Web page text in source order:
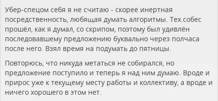
Убер-спецом себя я не считаю - скорее инертная
посредственность, любящая думать алгоритмы. Тех.собес
прошёл, как я думал, со скрипом, поэтому был удивлён
последовавшему предложению буквально через полчаса
после него. Взял время на подумать до пятницы.
Повторюсь, что никуда метаться не собирался, но
предложение поступило и теперь я над ним думаю. Вроде и
прирос уже к текущему месту работы и коллективу, а вроде и
ничего хорошего в этом нет.